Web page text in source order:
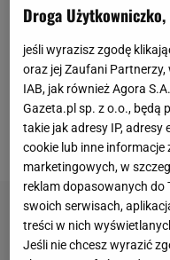
sukcesów
Finals w 2016 roku,
półfinałRoland Garros
momencie kariery
czwartym miejscu
Droga
jeśli wyrazisz zgodę
oraz jej Zaufani Partnerzy,
IAB, jak również Agora
Gazeta.pl sp. z o.o., będą
takie jak adresy IP,
cookie lub inne
marketingowych, w
reklam dopasowanych do
swoich serwisach,
treści w nich
Jeśli nie chcesz wyrazić